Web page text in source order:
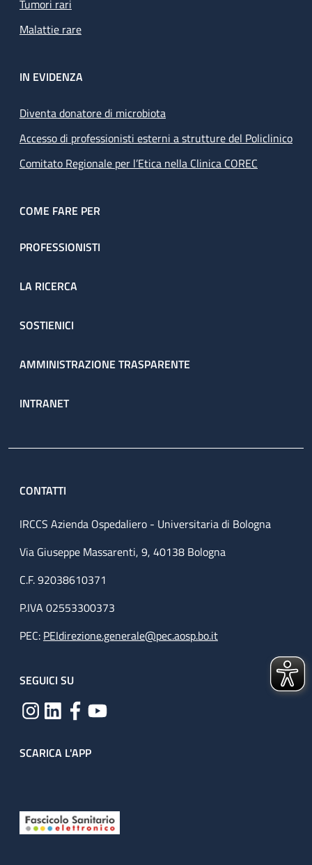
Tumori rari
Malattie rare
IN EVIDENZA
Diventa donatore di microbiota
Accesso di professionisti esterni a strutture del Policlinico
Comitato Regionale per l’Etica nella Clinica COREC
COME FARE PER
PROFESSIONISTI
LA RICERCA
SOSTIENICI
AMMINISTRAZIONE TRASPARENTE
INTRANET
CONTATTI
IRCCS Azienda Ospedaliero - Universitaria di Bologna
Via Giuseppe Massarenti, 9, 40138 Bologna
C.F. 92038610371
P.IVA 02553300373
PEC: PEIdirezione.generale@pec.aosp.bo.it
SEGUICI SU
SCARICA L'APP